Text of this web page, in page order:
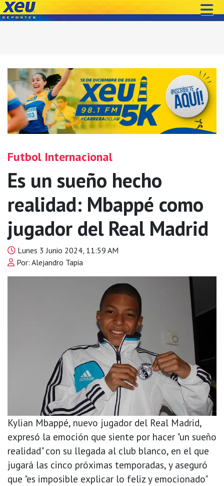
Futbol Internacional
Es un sueño hecho
realidad: Mbappé como
jugador del Real Madrid
Lunes 3 Junio 2024, 11:59 AM
Por: Alejandro Tapia
Kylian Mbappé, nuevo jugador del Real Madrid,
expresó la emoción que siente por hacer "un sueño
realidad" con su llegada al club blanco, en el que
jugará las cinco próximas temporadas, y aseguró
que "es imposible explicar lo feliz y emocionado"